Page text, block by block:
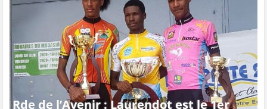
Rde de l’Avenir : Laurendot est le 1er